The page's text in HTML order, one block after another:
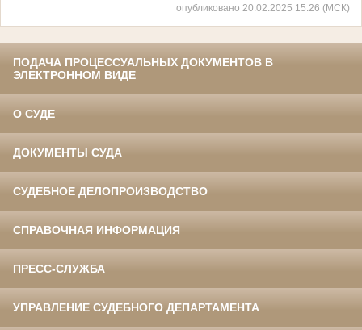
опубликовано 20.02.2025 15:26 (МСК)
ПОДАЧА ПРОЦЕССУАЛЬНЫХ ДОКУМЕНТОВ В
ЭЛЕКТРОННОМ ВИДЕ
О СУДЕ
ДОКУМЕНТЫ СУДА
СУДЕБНОЕ ДЕЛОПРОИЗВОДСТВО
СПРАВОЧНАЯ ИНФОРМАЦИЯ
ПРЕСС-СЛУЖБА
УПРАВЛЕНИЕ СУДЕБНОГО ДЕПАРТАМЕНТА